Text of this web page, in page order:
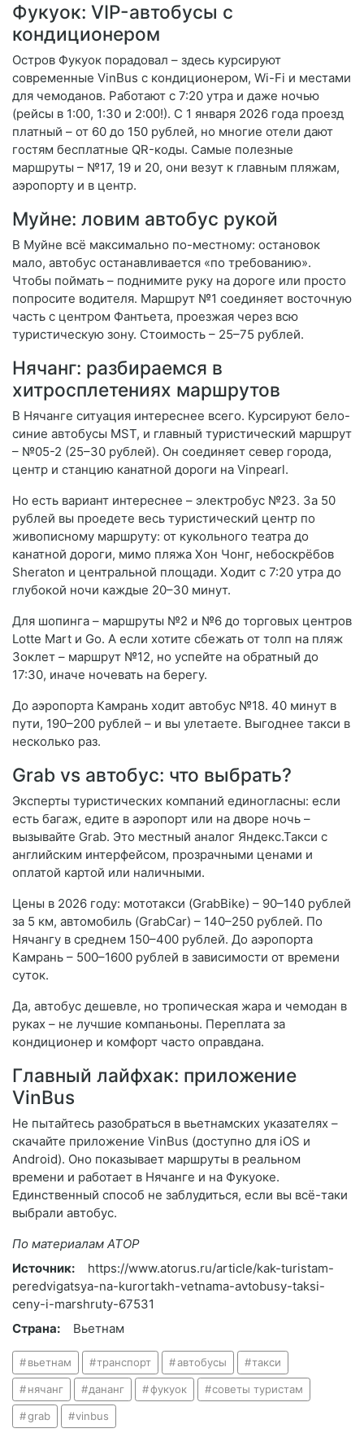
Фукуок: VIP-автобусы с
кондиционером
Остров Фукуок порадовал – здесь курсируют
современные VinBus с кондиционером, Wi-Fi и местами
для чемоданов. Работают с 7:20 утра и даже ночью
(рейсы в 1:00, 1:30 и 2:00!). С 1 января 2026 года проезд
платный – от 60 до 150 рублей, но многие отели дают
гостям бесплатные QR-коды. Самые полезные
маршруты – №17, 19 и 20, они везут к главным пляжам,
аэропорту и в центр.
Муйне: ловим автобус рукой
В Муйне всё максимально по-местному: остановок
мало, автобус останавливается «по требованию».
Чтобы поймать – поднимите руку на дороге или просто
попросите водителя. Маршрут №1 соединяет восточную
часть с центром Фантьета, проезжая через всю
туристическую зону. Стоимость – 25–75 рублей.
Нячанг: разбираемся в
хитросплетениях маршрутов
В Нячанге ситуация интереснее всего. Курсируют бело-
синие автобусы MST, и главный туристический маршрут
– №05-2 (25–30 рублей). Он соединяет север города,
центр и станцию канатной дороги на Vinpearl.
Но есть вариант интереснее – электробус №23. За 50
рублей вы проедете весь туристический центр по
живописному маршруту: от кукольного театра до
канатной дороги, мимо пляжа Хон Чонг, небоскрёбов
Sheraton и центральной площади. Ходит с 7:20 утра до
глубокой ночи каждые 20–30 минут.
Для шопинга – маршруты №2 и №6 до торговых центров
Lotte Mart и Go. А если хотите сбежать от толп на пляж
Зоклет – маршрут №12, но успейте на обратный до
17:30, иначе ночевать на берегу.
До аэропорта Камрань ходит автобус №18. 40 минут в
пути, 190–200 рублей – и вы улетаете. Выгоднее такси в
несколько раз.
Grab vs автобус: что выбрать?
Эксперты туристических компаний единогласны: если
есть багаж, едите в аэропорт или на дворе ночь –
вызывайте Grab. Это местный аналог Яндекс.Такси с
английским интерфейсом, прозрачными ценами и
оплатой картой или наличными.
Цены в 2026 году: мототакси (GrabBike) – 90–140 рублей
за 5 км, автомобиль (GrabCar) – 140–250 рублей. По
Нячангу в среднем 150–400 рублей. До аэропорта
Камрань – 500–1600 рублей в зависимости от времени
суток.
Да, автобус дешевле, но тропическая жара и чемодан в
руках – не лучшие компаньоны. Переплата за
кондиционер и комфорт часто оправдана.
Главный лайфхак: приложение
VinBus
Не пытайтесь разобраться в вьетнамских указателях –
скачайте приложение VinBus (доступно для iOS и
Android). Оно показывает маршруты в реальном
времени и работает в Нячанге и на Фукуоке.
Единственный способ не заблудиться, если вы всё-таки
выбрали автобус.
По материалам АТОР
Источник:
https://www.atorus.ru/article/kak-turistam-
peredvigatsya-na-kurortakh-vetnama-avtobusy-taksi-
ceny-i-marshruty-67531
Страна:
Вьетнам
вьетнам транспорт автобусы такси
нячанг дананг фукуок советы туристам
grab vinbus